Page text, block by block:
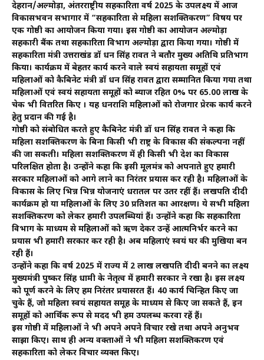
देहरादून/अल्मोड़ा, अंतरराष्ट्रीय सहकारिता वर्ष 2025 के उपलक्ष्य में आज
विकासभवन सभागार में “सहकारिता से महिला सशक्तिकरण” विषय पर
एक गोष्ठी का आयोजन किया गया। इस गोष्ठी का आयोजन अल्मोड़ा
सहकारी बैंक तथा सहकारिता विभाग अल्मोड़ा द्वारा किया गया। गोष्ठी में
सहकारिता मंत्री उत्तराखंड डॉ धन सिंह रावत ने बतौर मुख्य अतिथि प्रतिभाग
किया। कार्यक्रम में बेहतर कार्य करने वाले स्वयं सहायता समूहों एवं
महिलाओं को कैबिनेट मंत्री डॉ धन सिंह रावत द्वारा सम्मानित किया गया तथा
महिलाओं एवं स्वयं सहायता समूहों को ब्याज रहित 0% पर 65.00 लाख के
चेक भी वितरित किए । यह धनराशि महिलाओं को रोजगार प्रेरक कार्य करने
हेतु प्रदान की गई है।
गोष्ठी को संबोधित करते हुए कैबिनेट मंत्री डॉ धन सिंह रावत ने कहा कि
महिला सशक्तिकरण के बिना किसी भी राष्ट्र के विकास की संकल्पना नहीं
की जा सकती। महिला सशक्तिकरण में ही किसी भी देश का विकास
परिलक्षित होता है। उन्होंने कहा कि इसी मूलमंत्र को अपनाते हुए हमारी
सरकार महिलाओं को आगे लाने का निरंतर प्रयास कर रही है। महिलाओं के
विकास के लिए भिन्न भिन्न योजनाएं धरातल पर उतर रहीं हैं। लखपति दीदी
कार्यक्रम हो या महिलाओं के लिए 30 प्रतिशत का आरक्षण। ये सभी महिला
सशक्तिकरण को लेकर हमारी उपलब्धियां हैं। उन्होंने कहा कि सहकारिता
विभाग के माध्यम से महिलाओं को ऋण देकर उन्हें आत्मनिर्भर करने का
प्रयास भी हमारी सरकार कर रही है। अब महिलाएं स्वयं घर की मुखिया बन
रही हैं।
उन्होंने कहा कि वर्ष 2025 में राज्य में 2 लाख लखपति दीदी बनने का लक्ष्य
मुख्यमंत्री पुष्कर सिंह धामी के नेतृत्व में हमारी सरकार ने रखा है। इस लक्ष्य
को पूर्ण करने के लिए हम निरंतर प्रयासरत हैं। 40 कार्य चिन्हित किए जा
चुके हैं, जो महिला स्वयं सहायत समूह के माध्यम से किए जा सकते हैं, इन
समूहों को आर्थिक रूप से मदद भी हम उपलब्ध करवा रहें हैं।
इस गोष्ठी में महिलाओं ने भी अपने अपने विचार रखे तथा अपने अनुभव
साझा किए। साथ ही अन्य वक्ताओं ने भी महिला सशक्तिकरण एवं
सहकारिता को लेकर विचार व्यक्त किए।